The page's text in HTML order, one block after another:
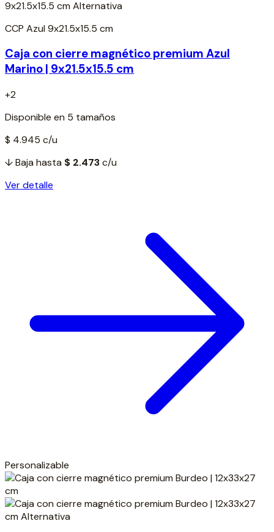
CCP Azul 9x21.5x15.5 cm
Caja con cierre magnético premium Azul
Marino | 9x21.5x15.5 cm
+2
Disponible en 5 tamaños
$ 4.945 c/u
↓ Baja hasta $ 2.473c/u
Ver detalle
Personalizable